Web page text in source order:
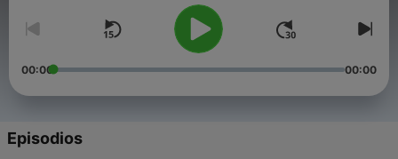
00:00 00:00
Episodios